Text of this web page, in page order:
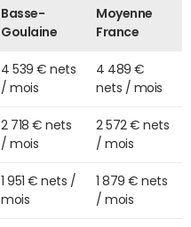
Basse-
Goulaine
Moyenne
France
4 539 € nets
/ mois
4 489 €
nets / mois
2 718 € nets
/ mois
2 572 € nets
/ mois
1 951 € nets /
mois
1 879 € nets
/ mois